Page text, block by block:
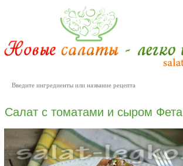
Салат с томатами и сыром Фета